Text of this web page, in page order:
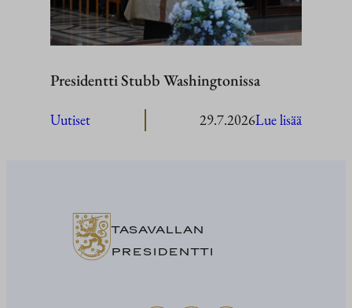
Presidentti Stubb Washingtonissa
Uutiset 29.7.2026Lue lisää
TASAVALLAN
PRESIDENTTI